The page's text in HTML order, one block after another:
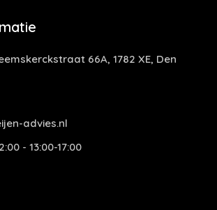
66A, 1782 XE, Den
advies.nl
- 13:00-17:00